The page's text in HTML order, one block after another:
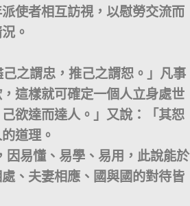
使者相互訪視，以慰勞交流而
。
之謂忠，推己之謂恕。」凡事
這樣就可確定一個人立身處世
欲達而達人。」又說：「其恕
道理。
易懂、易學、易用，此說能於
、夫妻相應、國與國的對待皆